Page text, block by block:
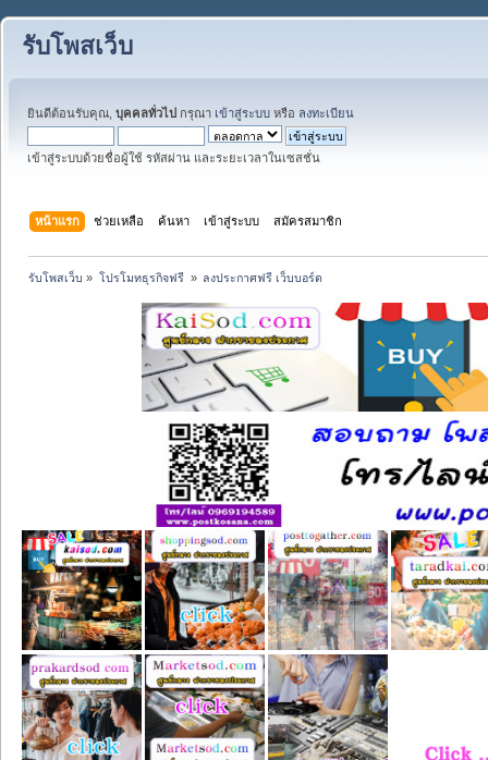
รับโพสเว็บ
ยินดีต้อนรับคุณ, บุคคลทั่วไป กรุณา เข้าสู่ระบบ หรือ ลงทะเบียน
เข้าสู่ระบบด้วยชื่อผู้ใช้ รหัสผ่าน และระยะเวลาในเซสชั่น
หน้าแรก ช่วยเหลือ ค้นหา เข้าสู่ระบบ สมัครสมาชิก
รับโพสเว็บ » โปรโมทธุรกิจฟรี » ลงประกาศฟรี เว็บบอร์ด